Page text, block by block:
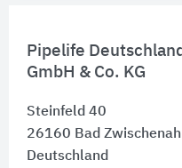
Pipelife Deutschland
GmbH & Co. KG
Steinfeld 40
26160 Bad
Deutschland